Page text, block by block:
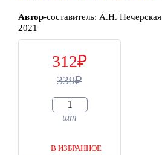
Автор-составитель: А.Н. Печерская
2021
312
339
шт
В ИЗБРАННОЕ